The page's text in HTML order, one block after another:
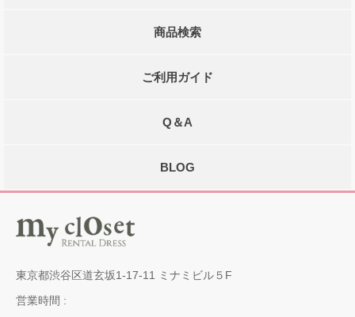
商品検索
ご利用ガイド
Q＆A
BLOG
東京都渋谷区道玄坂1-17-11 ミナミビル５F
営業時間 :